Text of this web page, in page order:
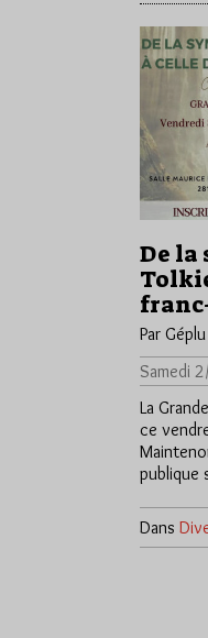
De la
Par Géplu
Samedi
La
ce
publique
Dans